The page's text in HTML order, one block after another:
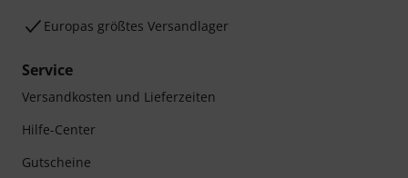
Europas größtes Versandlager
Service
Versandkosten und Lieferzeiten
Hilfe-Center
Gutscheine